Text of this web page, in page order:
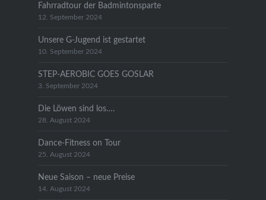
Fahrradtour der Badmintonsparte
12. September 2024
Unsere G-Jugend ist gestartet
10. September 2024
STEP-AEROBIC GOES GOSLAR
3. September 2024
Die Löwen sind los….
28. August 2024
Dance-Fitness on Tour
25. August 2024
Neue Saison – neue Preise
14. August 2024